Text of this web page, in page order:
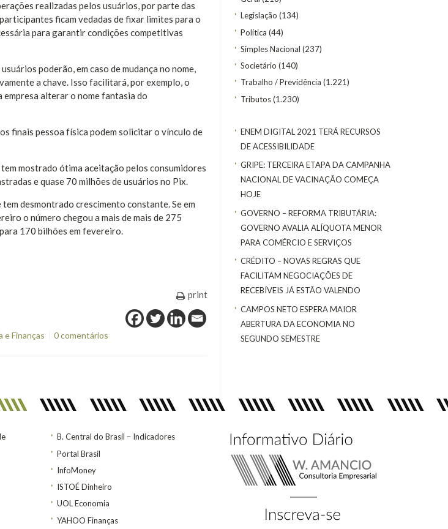
Legislação (134)
Política (44)
Simples Nacional (237)
Societário (140)
Trabalho / Previdência (1.221)
Tributos(1.230)
ENEM DIGITAL 2021 TERÁ RECURSOS
DE ACESSIBILIDADE
GRIPE: TERCEIRA ETAPA DA CAMPANHA
NACIONAL DE VACINAÇÃO COMEÇA
HOJE
GOVERNO – REFORMA TRIBUTÁRIA:
GOVERNO AVALIA ALÍQUOTA MENOR
PARA COMÉRCIO E SERVIÇOS
CRÉDITO – NOVAS REGRAS QUE
FACILITAM NEGOCIAÇÕES DE
RECEBÍVEIS JÁ ESTÃO VALENDO
CAMPOS NETO ESPERA MAIOR
ABERTURA DA ECONOMIA NO
SEGUNDO SEMESTRE
realizadas pelos usuários, por parte das
ficam vedadas de fixar limites para o
para garantir condições competitivas
poderão, em caso de mudança no nome,
a chave. Isso facilitará, por exemplo, o
empresa alterar o nome fantasia do
finais pessoa física podem solicitar o vínculo de
mostrado ótima aceitação pelos consumidores
e quase 70 milhões de usuários no Pix.
desmontrado crescimento constante. Se em
o número chegou a mais de mais de 275
170 bilhões em fevereiro.
print
e Finanças 0 comentários
B. Central do Brasil – Indicadores
Portal Brasil
InfoMoney
ISTOÉ Dinheiro
UOL Economia
YAHOO Finanças